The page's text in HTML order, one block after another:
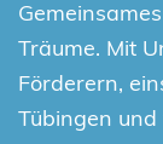
Träume. Mit
Förderern,
Tübingen